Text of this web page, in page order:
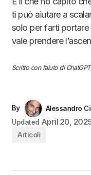
ti può aiutare a
solo per farti portare
vale prendere
Scritto con l’aiuto di
By
Alessandro
Updated April 20,
Articoli